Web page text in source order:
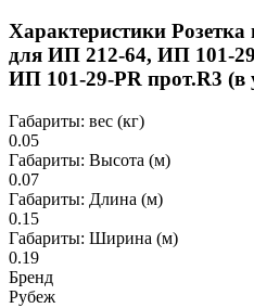
Характеристики
для ИП 212-64, ИП 101-
ИП 101-29-PR прот.R3 (в
Габариты: вес (кг)
0.05
Габариты: Высота (м)
0.07
Габариты: Длина (м)
0.15
Габариты: Ширина (м)
0.19
Бренд
Рубеж